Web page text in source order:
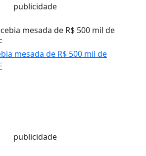
publicidade
mesada de R$ 500 mil de
publicidade